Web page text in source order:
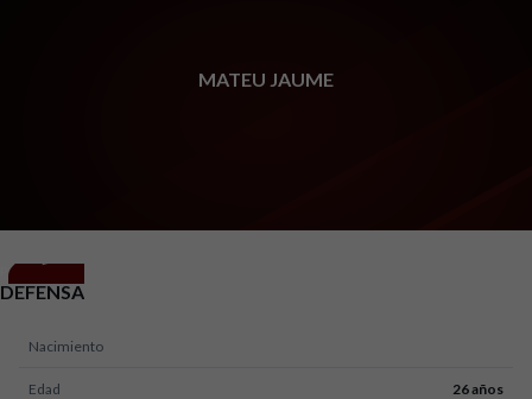
MATEU JAUME
2
POSICIÓN
DEFENSA
Nacimiento
Edad 26 años